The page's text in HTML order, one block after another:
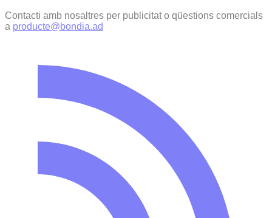
Contacti amb nosaltres per publicitat o qüestions comercials
a producte@bondia.ad